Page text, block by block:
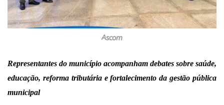
Ascom
Representantes do município acompanham debates sobre saúde,
educação, reforma tributária e fortalecimento da gestão pública
municipal